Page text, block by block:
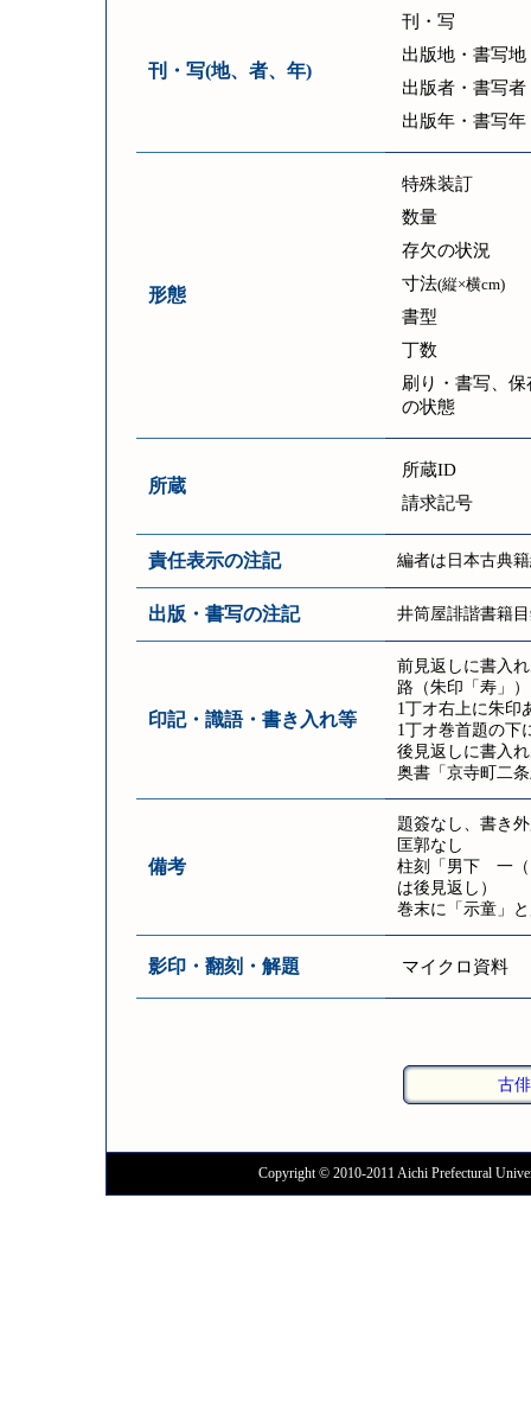
刊・写(地、者、年)
刊・写
出版地・書写地
出版者・書写者
出版年・書写年
形態
特殊装訂
数量
存欠の状況
寸法(縦×横cm)
書型
丁数
刷り・書写、保
の状態
所蔵
所蔵ID
請求記号
責任表示の注記 編者は日本古典
出版・書写の注記 井筒屋誹諧書籍
印記・識語・書き入れ等
前見返しに書入
路（朱印「寿」
1丁オ右上に朱
1丁オ巻首題の下
後見返しに書入
奥書「京寺町二
備考
題簽なし、書き
匡郭なし
柱刻「男下 一（
は後見返し）
巻末に「示童」
影印・翻刻・解題 マイクロ資料
古
Copyright © 2010-2011 Aichi Prefectural